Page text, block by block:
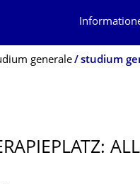
generale studium